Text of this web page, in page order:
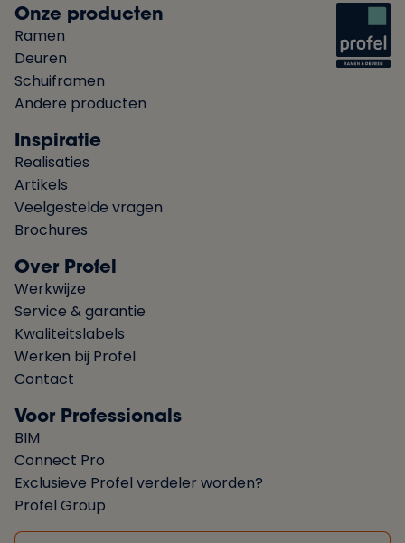
Onze producten
Ramen
Deuren
Schuiframen
Andere producten
Inspiratie
Realisaties
Artikels
Veelgestelde vragen
Brochures
Over Profel
Werkwijze
Service & garantie
Kwaliteitslabels
Werken bij Profel
Contact
Voor Professionals
BIM
Connect Pro
Exclusieve Profel verdeler worden?
Profel Group